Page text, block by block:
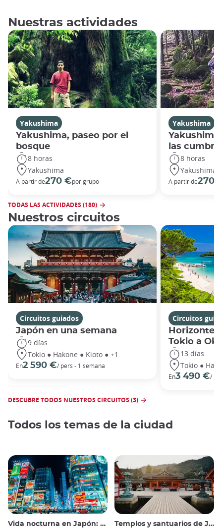
Nuestras actividades
Yakushima
Yakushima, paseo por el
bosque
8 horas
Yakushima
A partir de270 €por grupo
Yakushima
las
8 horas
Yakushima
A partir de270
TODAS LAS ACTIVIDADES (180)
Nuestros circuitos
Circuitos guiados
Japón en una semana
9 días
Tokio ● Hakone ● Kioto ● +1
En2 590 €/ pers - 1 semana
Circuitos
Horizontes
Tokio a
13 días
Tokio ●
En3 490 €/
DESCUBRE TODOS NUESTROS CIRCUITOS (3)
Todos los temas de la ciudad
Vida nocturna en Japón: salir, ver y beber Templos y santuarios de Japón